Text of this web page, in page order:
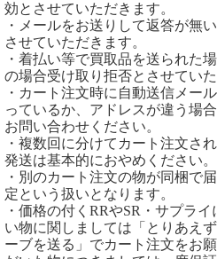
効とさせていただきます。
・メールをお送りして返答が無
させていただきます。
・着払い等で買取品を送られた
の場合受け取り拒否とさせていた
・カート注文時に自動送信メー
っているか、アドレスが違う場
お問い合わせください。
・複数回に分けてカート注文さ
発送は基本的におやめください。
・別のカート注文の物が同梱で
定という扱いとなります。
・価格の付くRRやSR・サプラ
い物に関しましては「とりあえ
ーブを送る」でカート注文をお